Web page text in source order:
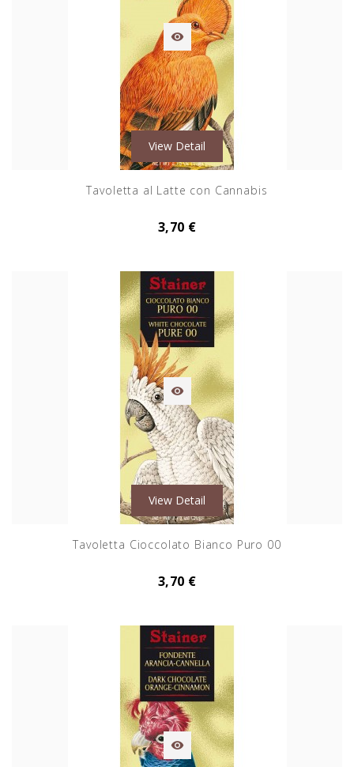

View Detail
Tavoletta al Latte con Cannabis
3,70 €

View Detail
Tavoletta Cioccolato Bianco Puro 00
3,70 €
